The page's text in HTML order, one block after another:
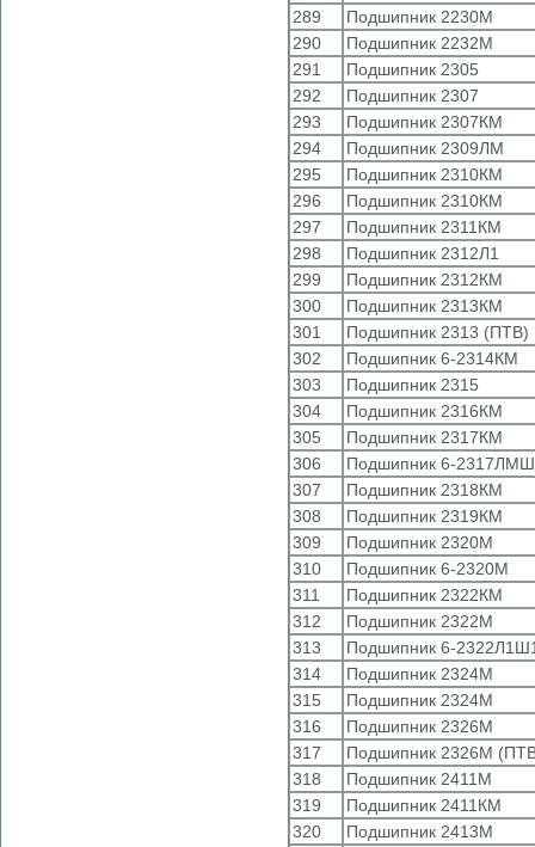
289
Подшипник 2230М
290
Подшипник 2232М
291
Подшипник 2305
292
Подшипник 2307
293
Подшипник 2307КМ
294
Подшипник 2309ЛМ
295
Подшипник 2310КМ
296
Подшипник 2310КМ
297
Подшипник 2311КМ
298
Подшипник 2312Л1
299
Подшипник 2312КМ
300
Подшипник 2313КМ
301
Подшипник 2313 (ПТВ)
302
Подшипник 6-2314КМ
303
Подшипник 2315
304
Подшипник 2316КМ
305
Подшипник 2317КМ
306
Подшипник 6-
307
Подшипник 2318КМ
308
Подшипник 2319КМ
309
Подшипник 2320М
310
Подшипник 6-2320М
311
Подшипник 2322КМ
312
Подшипник 2322М
313
Подшипник 6-
314
Подшипник 2324М
315
Подшипник 2324М
316
Подшипник 2326М
317
Подшипник 2326М
318
Подшипник 2411М
319
Подшипник 2411КМ
320
Подшипник 2413М